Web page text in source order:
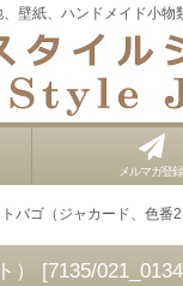
壁紙、ハンドメイド小
メルマガ登録
バゴ（ジャカード、色番
） [7135/